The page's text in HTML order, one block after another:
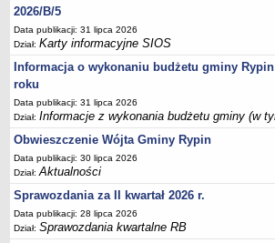
Stałe obwody głosowania, numery, granice
obwodowych komisji wyborczych, opis granic
Plan ogólny gminy Rypin
FINANSE GMINY
Budżet
Zmiany budżetu
Wieloletnia Prognoza Finansowa
Majątek gminy
Majątek jednostek organizacyjnych
Dług publiczny
Realizacja inwestycji
2026/B/5
Data publikacji: 31 lipca 2026
Dział:Karty informacyjne SIOS
Informacja o wykonaniu budżetu gminy Rypin
roku
Data publikacji: 31 lipca 2026
Dział:Informacje z wykonania budżetu gminy (w
Obwieszczenie Wójta Gminy Rypin
Data publikacji: 30 lipca 2026
Dział:Aktualności
Sprawozdania za II kwartał 2026 r.
Data publikacji: 28 lipca 2026
Dział:Sprawozdania kwartalne RB